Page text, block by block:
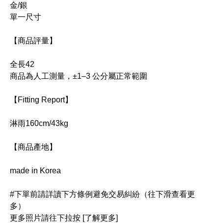
金/銀
單一尺寸
【商品評量】
全長42
商品為人工測量，±1–3 公分屬正常範圍
【Fitting Report】
淋雨160cm/43kg
【商品產地】
made in Korea
#下單前請詳讀下方條例避免交易糾紛（往下滑查看更
多）
更多照片請往下拉按 [了解更多]